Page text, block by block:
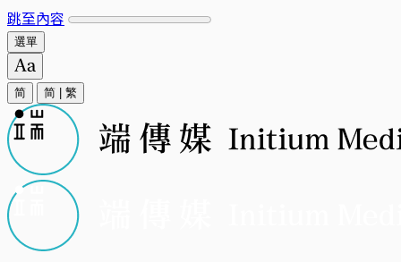
跳至內容
選單
简 简 繁